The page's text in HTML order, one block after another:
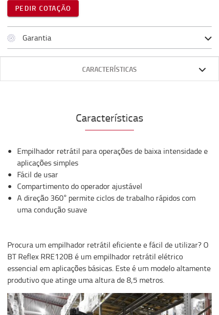
PEDIR COTAÇÃO
Garantia
CARACTERÍSTICAS
Características
Empilhador retrátil para operações de baixa intensidade e
aplicações simples
Fácil de usar
Compartimento do operador ajustável
A direção 360° permite ciclos de trabalho rápidos com
uma condução suave
Procura um empilhador retrátil eficiente e fácil de utilizar? O
BT Reflex RRE120B é um empilhador retrátil elétrico
essencial em aplicações básicas. Este é um modelo altamente
produtivo que atinge uma altura de 8,5 metros.